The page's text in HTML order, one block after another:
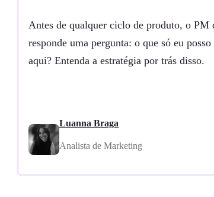
Antes de qualquer ciclo de produto, o PM
responde uma pergunta: o que só eu
aqui? Entenda a estratégia por trás disso.
Luanna Braga
Analista de Marketing